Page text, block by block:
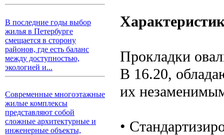
В последние годы выбор
жилья в Петербурге
смещается в сторону
районов, где есть баланс
между доступностью,
экологией и...
Современные многоэтажные
жилые комплексы
представляют собой
сложные архитектурные и
инженерные объекты,
Прокладки
B 16.20,
их
•